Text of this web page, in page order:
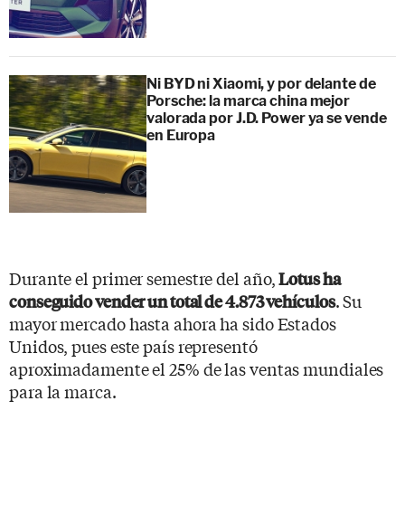
Ni BYD ni Xiaomi, y por delante de
Porsche: la marca china mejor
valorada por J.D. Power ya se vende
en Europa
Durante el primer semestre del año,Lotus ha
conseguido vender un total de 4.873 vehículos. Su
mayor mercado hasta ahora ha sido Estados
Unidos, pues este país representó
aproximadamente el 25% de las ventas mundiales
para la marca.